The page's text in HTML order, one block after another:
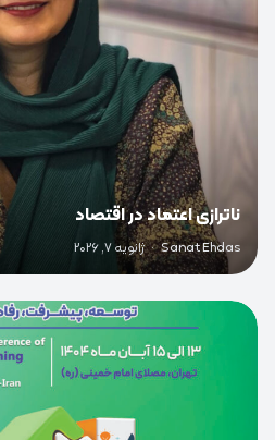
ناترازی اعتماد در اقتصاد
Sanat Ehdas
· ژانویه 7, 2026
0